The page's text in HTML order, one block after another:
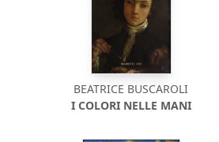
BEATRICE BUSCAROLI
I COLORI NELLE MANI